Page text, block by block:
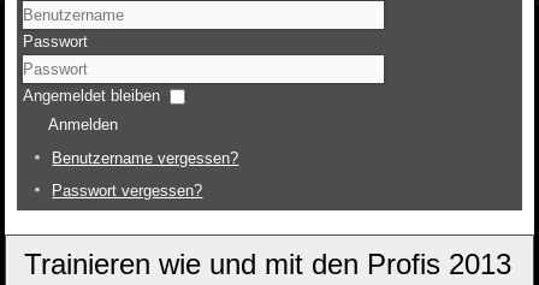
Passwort
Angemeldet bleiben
Anmelden
Benutzername vergessen?
Passwort vergessen?
Trainieren wie und mit den Profis 2013